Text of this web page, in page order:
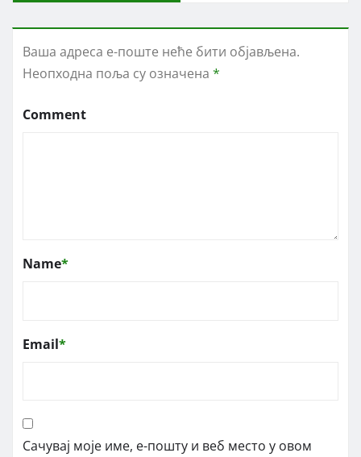
Ваша адреса е-поште неће бити објављена.
Неопходна поља су означена *
Comment
Name*
Email*
Сачувај моје име, е-пошту и веб место у овом